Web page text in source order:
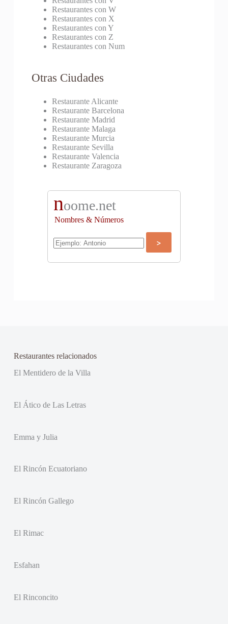
Restaurantes con W
Restaurantes con X
Restaurantes con Y
Restaurantes con Z
Restaurantes con Num
Otras Ciudades
Restaurante Alicante
Restaurante Barcelona
Restaurante Madrid
Restaurante Malaga
Restaurante Murcia
Restaurante Sevilla
Restaurante Valencia
Restaurante Zaragoza
noome.net
Nombres & Números
Restaurantes relacionados
El Mentidero de la Villa
El Ático de Las Letras
Emma y Julia
El Rincón Ecuatoriano
El Rincón Gallego
El Rimac
Esfahan
El Rinconcito